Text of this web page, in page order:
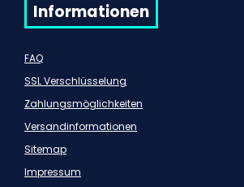
Informationen
FAQ
SSL Verschlüsselung
Zahlungsmöglichkeiten
Versandinformationen
Sitemap
Impressum